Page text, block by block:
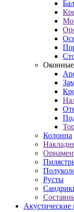
Колонна
Русты
Акустические